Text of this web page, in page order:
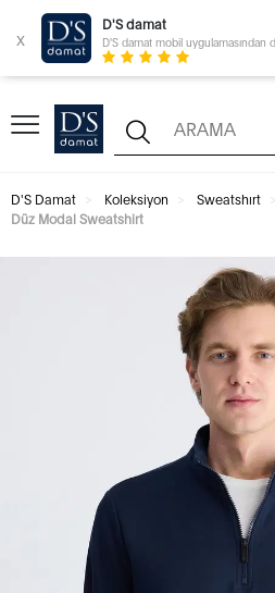
x
D'S damat
D'S damat mobil uygulamasından
D'S Damat Koleksiyon Sweatshırt
Düz Modal Sweatshirt